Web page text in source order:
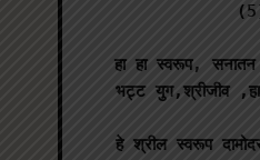
हा हा स्वरूप,
भट्ट युग,श्रीजीव